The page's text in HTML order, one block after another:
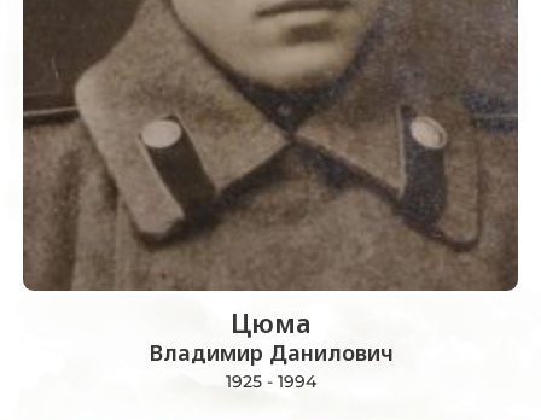
Цюма
Владимир Данилович
1925 - 1994